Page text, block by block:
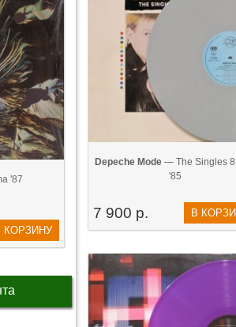
'87
КОРЗИНУ
Depeche Mode — The Singles
'85
7 900 р. В